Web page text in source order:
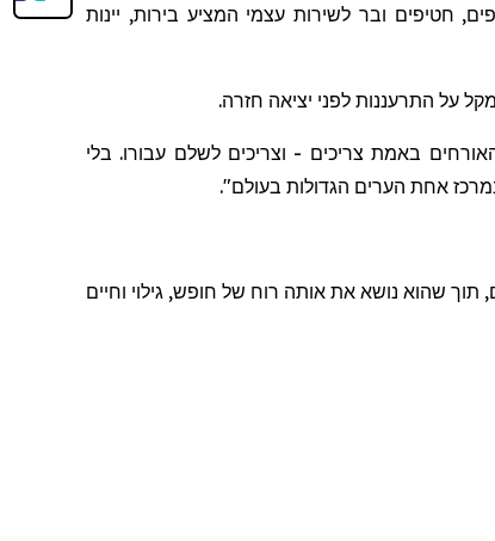
חטיפים ובר לשירות עצמי המציע בירות, יינות
על התרעננות לפני יציאה חזרה.
באמת צריכים - וצריכים לשלם עבורו. בלי
במרכז אחת הערים הגדולות בעולם".
תוך שהוא נושא את אותה רוח של חופש, גילוי וחיים